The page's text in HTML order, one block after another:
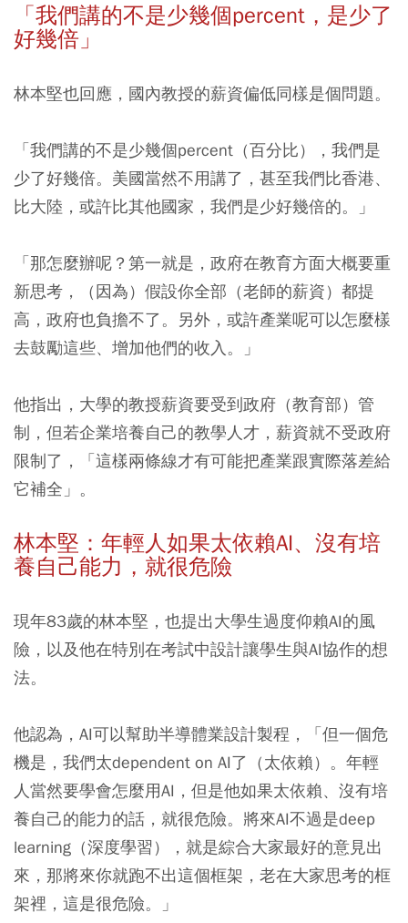
「我們講的不是少幾個percent，是少了
好幾倍」
林本堅也回應，國內教授的薪資偏低同樣是個問題。
「我們講的不是少幾個percent（百分比），我們是
少了好幾倍。美國當然不用講了，甚至我們比香港、
比大陸，或許比其他國家，我們是少好幾倍的。」
「那怎麼辦呢？第一就是，政府在教育方面大概要重
新思考，（因為）假設你全部（老師的薪資）都提
高，政府也負擔不了。另外，或許產業呢可以怎麼樣
去鼓勵這些、增加他們的收入。」
他指出，大學的教授薪資要受到政府（教育部）管
制，但若企業培養自己的教學人才，薪資就不受政府
限制了，「這樣兩條線才有可能把產業跟實際落差給
它補全」。
林本堅：年輕人如果太依賴AI、沒有培
養自己能力，就很危險
現年83歲的林本堅，也提出大學生過度仰賴AI的風
險，以及他在特別在考試中設計讓學生與AI協作的想
法。
他認為，AI可以幫助半導體業設計製程，「但一個危
機是，我們太dependent on AI了（太依賴）。年輕
人當然要學會怎麼用AI，但是他如果太依賴、沒有培
養自己的能力的話，就很危險。將來AI不過是deep
learning（深度學習），就是綜合大家最好的意見出
來，那將來你就跑不出這個框架，老在大家思考的框
架裡，這是很危險。」